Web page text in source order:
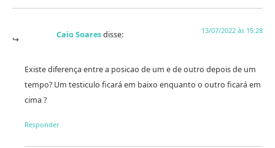
Caio Soaresdisse: 13/07/2022 às 15:28
Existe diferença entre a posicao de um e de outro depois de um
tempo? Um testiculo ficará em baixo enquanto o outro ficará em
cima ?
Responder